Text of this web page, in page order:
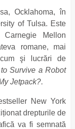
Ocklahoma, în
of Tulsa. Este
Mellon
romane, mai
şi lucrări de
Survive a Robot
Jetpack?.
New York
drepturile de
va fi semnată